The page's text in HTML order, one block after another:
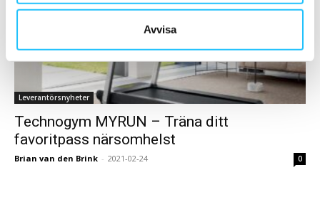
Avvisa
Leverantörsnyheter
Technogym MYRUN – Träna ditt
favoritpass närsomhelst
Brian van den Brink - 2021-02-24 0